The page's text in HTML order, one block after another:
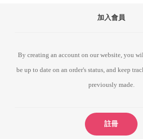
加入會員
By creating an account on our website, you
be up to date on an order's status, and keep
previously made.
註冊